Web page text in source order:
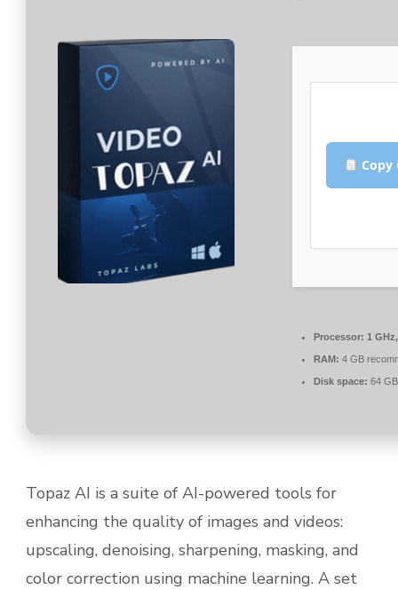
Copy
Processor: 1
RAM: 4 GB
Disk space: 64
Topaz AI is a suite of AI-powered tools for
enhancing the quality of images and videos:
upscaling, denoising, sharpening, masking, and
color correction using machine learning. A set